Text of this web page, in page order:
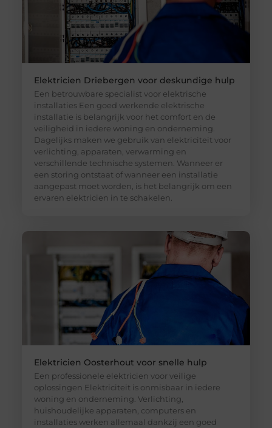
Elektricien Driebergen voor deskundige hulp
Een betrouwbare specialist voor elektrische
installaties Een goed werkende elektrische
installatie is belangrijk voor het comfort en de
veiligheid in iedere woning en onderneming.
Dagelijks maken we gebruik van elektriciteit voor
verlichting, apparaten, verwarming en
verschillende technische systemen. Wanneer er
een storing ontstaat of wanneer een installatie
aangepast moet worden, is het belangrijk om een
ervaren elektricien in te schakelen.
Elektricien Oosterhout voor snelle hulp
Een professionele elektricien voor veilige
oplossingen Elektriciteit is onmisbaar in iedere
woning en onderneming. Verlichting,
huishoudelijke apparaten, computers en
installaties werken allemaal dankzij een goed